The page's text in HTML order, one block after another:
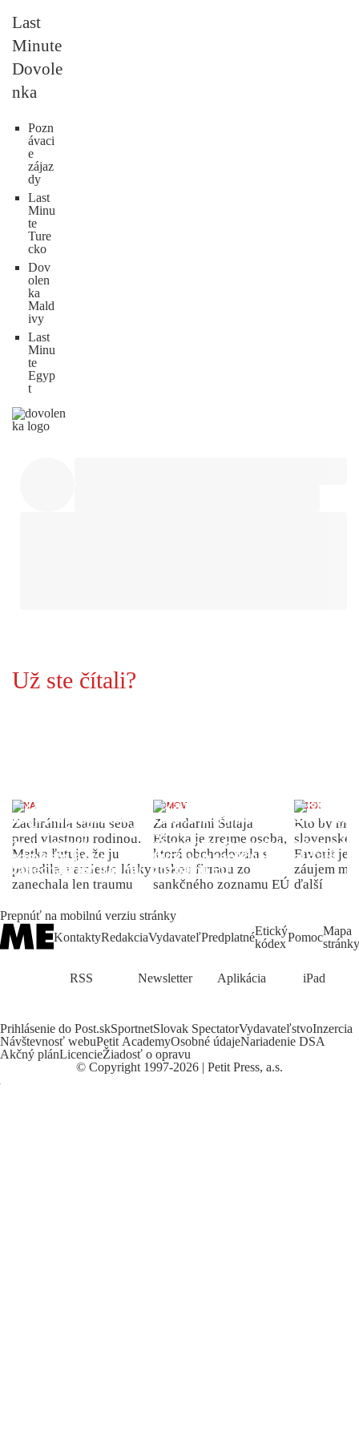
Last
Minute
Dovole
nka
Pozn
ávaci
e
zájaz
dy
Last
Minu
te
Ture
cko
Dov
olen
ka
Mald
ivy
Last
Minu
te
Egyp
t
Už ste čítali?
ŽENA
Zachránila samu seba
pred vlastnou rodinou.
Matka ľutuje, že ju
porodila, namiesto lásky
zanechala len traumu
DOMOV
Za radarmi Šutaja
Eštoka je zrejme osoba,
ktorá obchodovala s
ruskou firmou zo
sankčného zoznamu EÚ
INDEX
Kto by
slovenské
Favorit je
záujem
ďalší
Prepnúť na mobilnú verziu stránky
KontaktyRedakciaVydavateľPredplatnéEtický
kódexPomocMapa
stránky
RSS Newsletter Aplikácia iPad
Prihlásenie do Post.skSportnetSlovak SpectatorVydavateľstvoInzercia
Návštevnosť webuPetit AcademyOsobné údajeNariadenie DSA
Akčný plánLicencieŽiadosť o opravu
© Copyright 1997-2026 | Petit Press, a.s.